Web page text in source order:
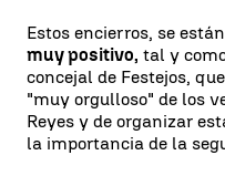
Estos encierros, se
muy positivo, tal y
concejal de Festejos,
"muy orgulloso" de los
Reyes y de organizar
la importancia de la